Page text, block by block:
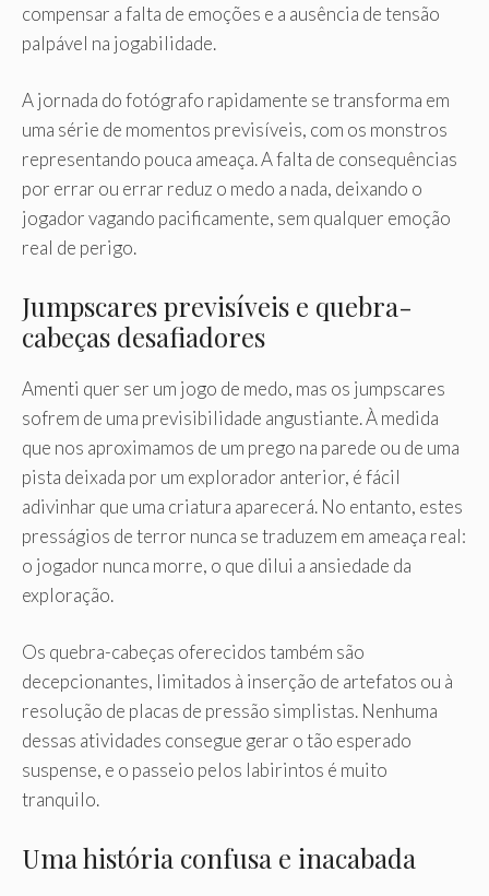
compensar a falta de emoções e a ausência de tensão
palpável na jogabilidade.
A jornada do fotógrafo rapidamente se transforma em
uma série de momentos previsíveis, com os monstros
representando pouca ameaça. A falta de consequências
por errar ou errar reduz o medo a nada, deixando o
jogador vagando pacificamente, sem qualquer emoção
real de perigo.
Jumpscares previsíveis e quebra-
cabeças desafiadores
Amenti quer ser um jogo de medo, mas os jumpscares
sofrem de uma previsibilidade angustiante. À medida
que nos aproximamos de um prego na parede ou de uma
pista deixada por um explorador anterior, é fácil
adivinhar que uma criatura aparecerá. No entanto, estes
presságios de terror nunca se traduzem em ameaça real:
o jogador nunca morre, o que dilui a ansiedade da
exploração.
Os quebra-cabeças oferecidos também são
decepcionantes, limitados à inserção de artefatos ou à
resolução de placas de pressão simplistas. Nenhuma
dessas atividades consegue gerar o tão esperado
suspense, e o passeio pelos labirintos é muito
tranquilo.
Uma história confusa e inacabada